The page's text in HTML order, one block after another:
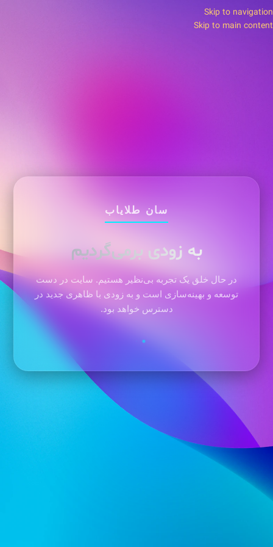
Skip to navigation
Skip to main content
سان طلایاب
به زودی برمی‌گردیم
در حال خلق یک تجربه بی‌نظیر هستیم. سایت در دست
توسعه و بهینه‌سازی است و به زودی با ظاهری جدید در
دسترس خواهد بود.